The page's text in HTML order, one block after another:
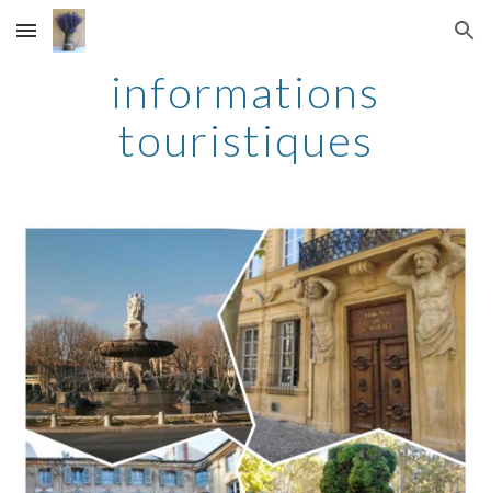
Skip to main content Skip to navigation
informations
touristiques